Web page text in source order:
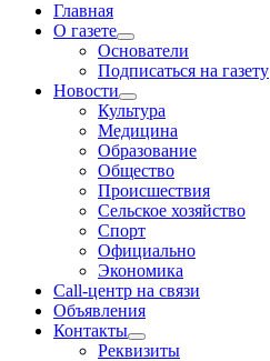
Главная
О газете
Основатели
Подписаться на газету
Новости
Культура
Медицина
Образование
Общество
Происшествия
Сельское хозяйство
Спорт
Официально
Экономика
Call-центр на связи
Объявления
Контакты
Реквизиты